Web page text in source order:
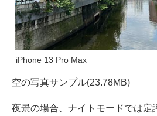
iPhone 13 Pro Max
空の写真サンプル(23.78MB)
夜景の場合、ナイトモードでは定